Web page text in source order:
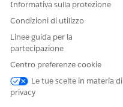
Informativa sulla protezione
Condizioni di utilizzo
Linee guida per la
partecipazione
Centro preferenze cookie
Le tue scelte in materia di
privacy